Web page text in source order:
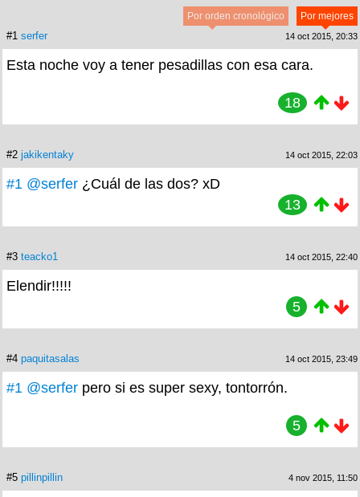
Por mejores
Por orden cronológico
#1 serfer 14 oct 2015, 20:33
Esta noche voy a tener pesadillas con esa cara.
18
#2 jakikentaky 14 oct 2015, 22:03
#1 @serfer ¿Cuál de las dos? xD
13
#3 teacko1 14 oct 2015, 22:40
Elendir!!!!!
5
#4 paquitasalas 14 oct 2015, 23:49
#1 @serfer pero si es super sexy, tontorrón.
5
#5 pillinpillin 4 nov 2015, 11:50